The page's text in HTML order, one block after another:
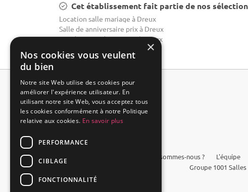
Cet établissement fait partie de nos
Location salle mariage à Dreux
Salle de anniversaire prix à Dreux
Top domaine de mariage à Dreux
Qui sommes-nous ? L'équipe
Groupe 1001 Salles
×
Nos cookies vous veulent
du bien
Notre site Web utilise des cookies pour
améliorer l'expérience utilisateur. En
utilisant notre site Web, vous acceptez tous
les cookies conformément à notre Politique
relative aux cookies. En savoir plus
PERFORMANCE
CIBLAGE
FONCTIONNALITÉ